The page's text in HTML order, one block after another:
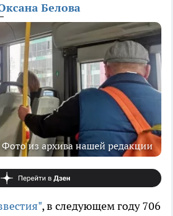
Белова
Фото из архива нашей редакции
, в следующем году 706